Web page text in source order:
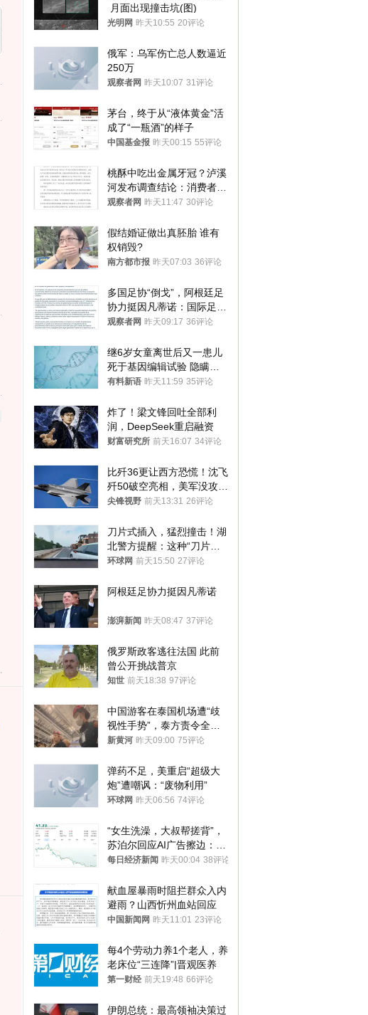
月面出现撞击坑(图)
光明网 昨天10:55 20评论
俄军：乌军伤亡总人数逼近
250万
观察者网 昨天10:07 31评论
茅台，终于从“液体黄金”活
成了“一瓶酒”的样子
中国基金报 昨天00:15 55评论
桃酥中吃出金属牙冠？泸溪
河发布调查结论：消费者已
澄清，所发视频情况不属实
观察者网 昨天11:47 30评论
假结婚证做出真胚胎 谁有
权销毁?
南方都市报 昨天07:03 36评论
多国足协“倒戈”，阿根廷足
协力挺因凡蒂诺：国际足联
今后应继续在其领导下前行
观察者网 昨天09:17 36评论
继6岁女童离世后又一患儿
死于基因编辑试验 隐瞒一
年才对外披露
有料新语 昨天11:59 35评论
炸了！梁文锋回吐全部利
润，DeepSeek重启融资
财富研究所 前天16:07 34评论
比歼36更让西方恐慌！沈飞
歼50破空亮相，美军没攻克
的技术被拿下
尖锋视野 前天13:31 26评论
刀片式插入，猛烈撞击！湖
北警方提醒：这种“刀片超
车”，太危险了
环球网 前天15:50 27评论
阿根廷足协力挺因凡蒂诺
澎湃新闻 昨天08:47 37评论
俄罗斯政客逃往法国 此前
曾公开挑战普京
知世 前天18:38 97评论
中国游客在泰国机场遭“歧
视性手势”，泰方责令全面
调查，对责任人采取最严厉
新黄河 昨天09:00 75评论
弹药不足，美重启“超级大
炮”遭嘲讽：“废物利用”
环球网 昨天06:56 74评论
“女生洗澡，大叔帮搓背”，
苏泊尔回应AI广告擦边：视
频全下架，已强化内容管理
每日经济新闻 昨天00:04 38评论
献血屋暴雨时阻拦群众入内
避雨？山西忻州血站回应
中国新闻网 昨天11:01 23评论
每4个劳动力养1个老人，养
老床位“三连降”|晋观医养
第一财经 前天19:48 66评论
伊朗总统：最高领袖决策过